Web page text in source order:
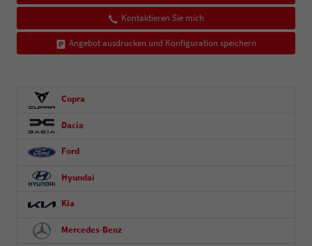
Kontaktieren Sie mich
Angebot ausdrucken und Konfiguration speichern
Cupra
Dacia
Ford
Hyundai
Kia
Mercedes-Benz